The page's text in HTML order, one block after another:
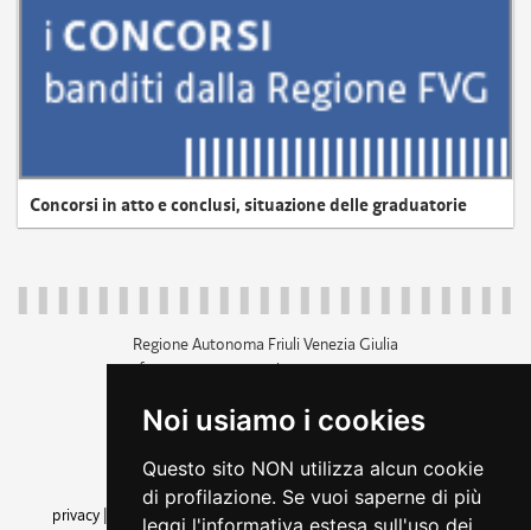
Noi usiamo i cookies
Questo sito NON utilizza alcun cookie
di profilazione. Se vuoi saperne di più
leggi l'informativa estesa sull'uso dei
Concorsi in atto e conclusi, situazione delle graduatorie
Regione Autonoma Friuli Venezia Giulia
c.f. 80014930327; p.iva 00526040324
+39 040 3771111
amministrazione trasparente
privacy
cookie |note legali accessibilità
dichiarazione di